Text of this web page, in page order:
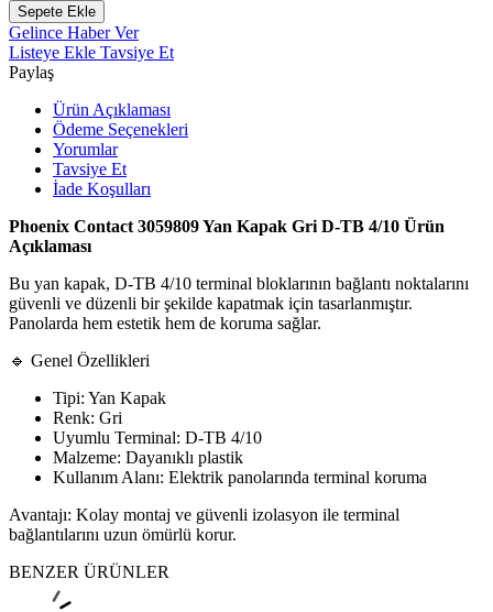
Sepete Ekle
Gelince Haber Ver
Listeye Ekle Tavsiye Et
Paylaş
Ürün Açıklaması
Ödeme Seçenekleri
Yorumlar
Tavsiye Et
İade Koşulları
Phoenix Contact 3059809 Yan Kapak Gri D-TB 4/10 Ürün
Açıklaması
Bu yan kapak, D-TB 4/10 terminal bloklarının bağlantı noktalarını
güvenli ve düzenli bir şekilde kapatmak için tasarlanmıştır.
Panolarda hem estetik hem de koruma sağlar.
🔹 Genel Özellikleri
Tipi: Yan Kapak
Renk: Gri
Uyumlu Terminal: D-TB 4/10
Malzeme: Dayanıklı plastik
Kullanım Alanı: Elektrik panolarında terminal koruma
Avantajı: Kolay montaj ve güvenli izolasyon ile terminal
bağlantılarını uzun ömürlü korur.
BENZER ÜRÜNLER